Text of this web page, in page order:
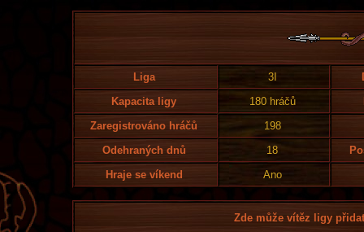
Liga 3I
Kapacita ligy
180 hráčů
Zaregistrováno hráčů
198
Odehraných dnů
18
Hraje se víkend
Ano
Zde může vítěz ligy